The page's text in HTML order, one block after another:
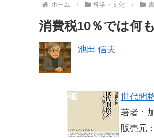
ホーム 科学・文化
消費税10％では何
池田 信夫
世代間
著者：
販売元